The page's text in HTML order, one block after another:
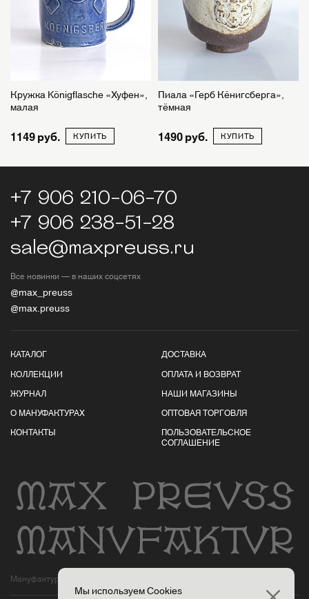
Кружка Königflasche «Хуфен»,
малая
1149 КУПИТЬ
Пиала «Герб Кёнигсберга»,
тёмная
1490 КУПИТЬ
+7 906 210-06-70
+7 906 238-51-28
sale@maxpreuss.ru
Все новинки — в наших соцсетях
@max_preuss
@max.preuss
КАТАЛОГ
КОЛЛЕКЦИИ
ЖУРНАЛ
О МАНУФАКТУРАХ
КОНТАКТЫ
ДОСТАВКА
ОПЛАТА И ВОЗВРАТ
НАШИ МАГАЗИНЫ
ОПТОВАЯ ТОРГОВЛЯ
ПОЛЬЗОВАТЕЛЬСКОЕ
СОГЛАШЕНИЕ
Мануфактуры Макса Пройса
Мы используем Cookies